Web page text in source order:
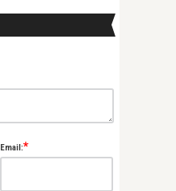
Email:*